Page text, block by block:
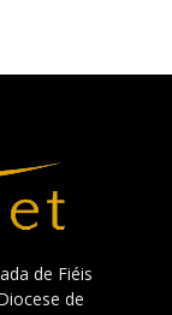
de Fiéis
de